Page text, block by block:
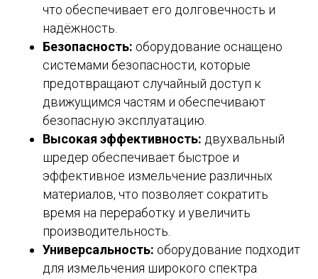
что обеспечивает его долговечность и
надёжность.
Безопасность: оборудование оснащено
системами безопасности, которые
предотвращают случайный доступ к
движущимся частям и обеспечивают
безопасную эксплуатацию.
Высокая эффективность: двухвальный
шредер обеспечивает быстрое и
эффективное измельчение различных
материалов, что позволяет сократить
время на переработку и увеличить
производительность.
Универсальность: оборудование подходит
для измельчения широкого спектра